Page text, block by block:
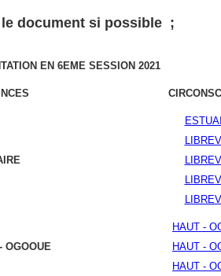
le document si possible ;
EN 6EME SESSION 2021
OGOOUE
HAUT -
HAUT -
HAUT -